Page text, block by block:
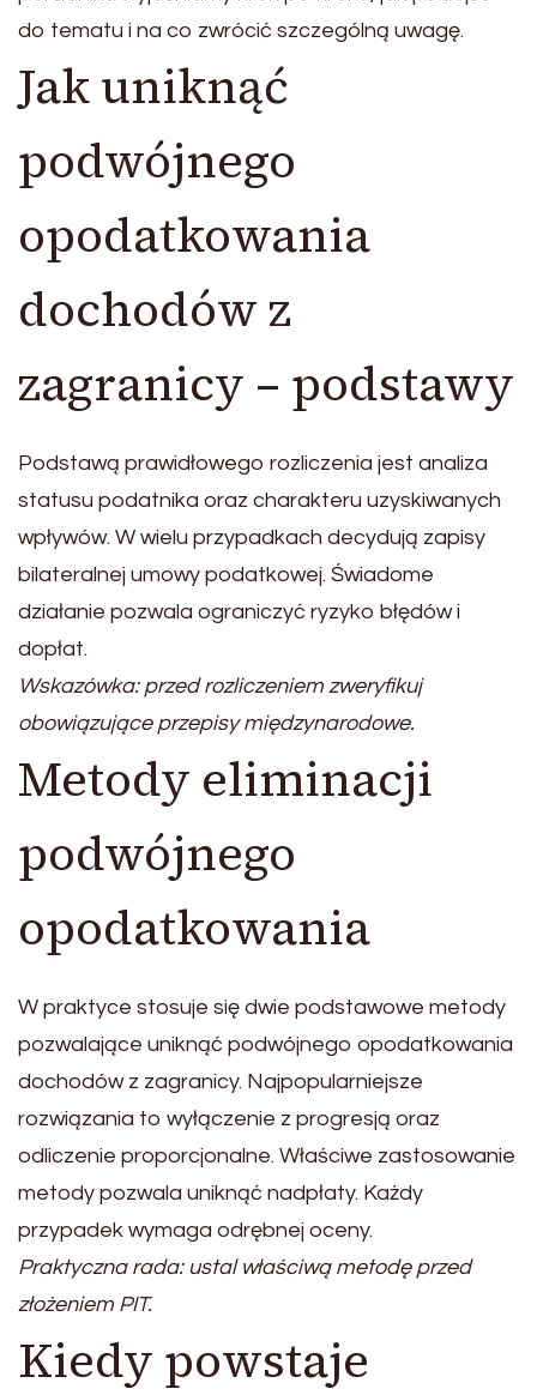
do tematu i na co zwrócić szczególną uwagę.
Jak uniknąć
podwójnego
opodatkowania
dochodów z
zagranicy – podstawy
Podstawą prawidłowego rozliczenia jest analiza
statusu podatnika oraz charakteru uzyskiwanych
wpływów. W wielu przypadkach decydują zapisy
bilateralnej umowy podatkowej. Świadome
działanie pozwala ograniczyć ryzyko błędów i
dopłat.
Wskazówka: przed rozliczeniem zweryfikuj
obowiązujące przepisy międzynarodowe.
Metody eliminacji
podwójnego
opodatkowania
W praktyce stosuje się dwie podstawowe metody
pozwalające uniknąć podwójnego opodatkowania
dochodów z zagranicy. Najpopularniejsze
rozwiązania to wyłączenie z progresją oraz
odliczenie proporcjonalne. Właściwe zastosowanie
metody pozwala uniknąć nadpłaty. Każdy
przypadek wymaga odrębnej oceny.
Praktyczna rada: ustal właściwą metodę przed
złożeniem PIT.
Kiedy powstaje